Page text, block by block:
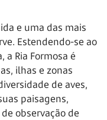
e uma das mais
Estendendo-se ao
a Ria Formosa é
ilhas e zonas
de aves,
paisagens,
observação de